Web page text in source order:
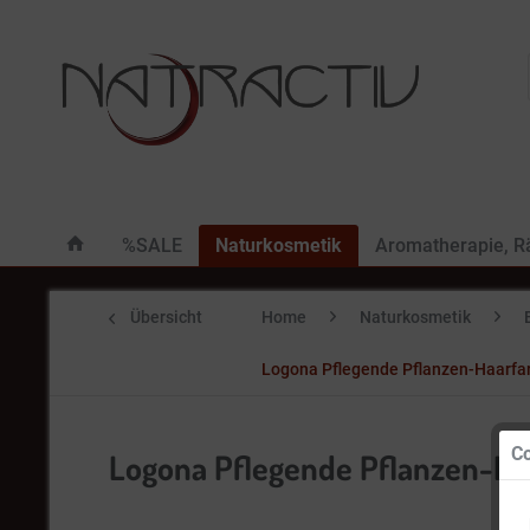
%SALE Naturkosmetik Aromatherapie,
Übersicht Home Naturkosmetik
Logona Pflegende Pflanzen-
Logona Pflegende Pflanzen-